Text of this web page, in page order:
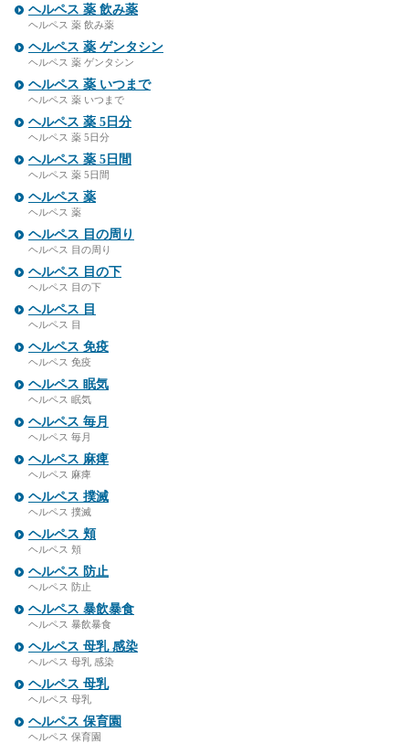
ヘルペス 薬 飲み薬
ヘルペス 薬 飲み薬
ヘルペス 薬 ゲンタシン
ヘルペス 薬 ゲンタシン
ヘルペス 薬 いつまで
ヘルペス 薬 いつまで
ヘルペス 薬 5日分
ヘルペス 薬 5日分
ヘルペス 薬 5日間
ヘルペス 薬 5日間
ヘルペス 薬
ヘルペス 薬
ヘルペス 目の周り
ヘルペス 目の周り
ヘルペス 目の下
ヘルペス 目の下
ヘルペス 目
ヘルペス 目
ヘルペス 免疫
ヘルペス 免疫
ヘルペス 眠気
ヘルペス 眠気
ヘルペス 毎月
ヘルペス 毎月
ヘルペス 麻痺
ヘルペス 麻痺
ヘルペス 撲滅
ヘルペス 撲滅
ヘルペス 頬
ヘルペス 頬
ヘルペス 防止
ヘルペス 防止
ヘルペス 暴飲暴食
ヘルペス 暴飲暴食
ヘルペス 母乳 感染
ヘルペス 母乳 感染
ヘルペス 母乳
ヘルペス 母乳
ヘルペス 保育園
ヘルペス 保育園